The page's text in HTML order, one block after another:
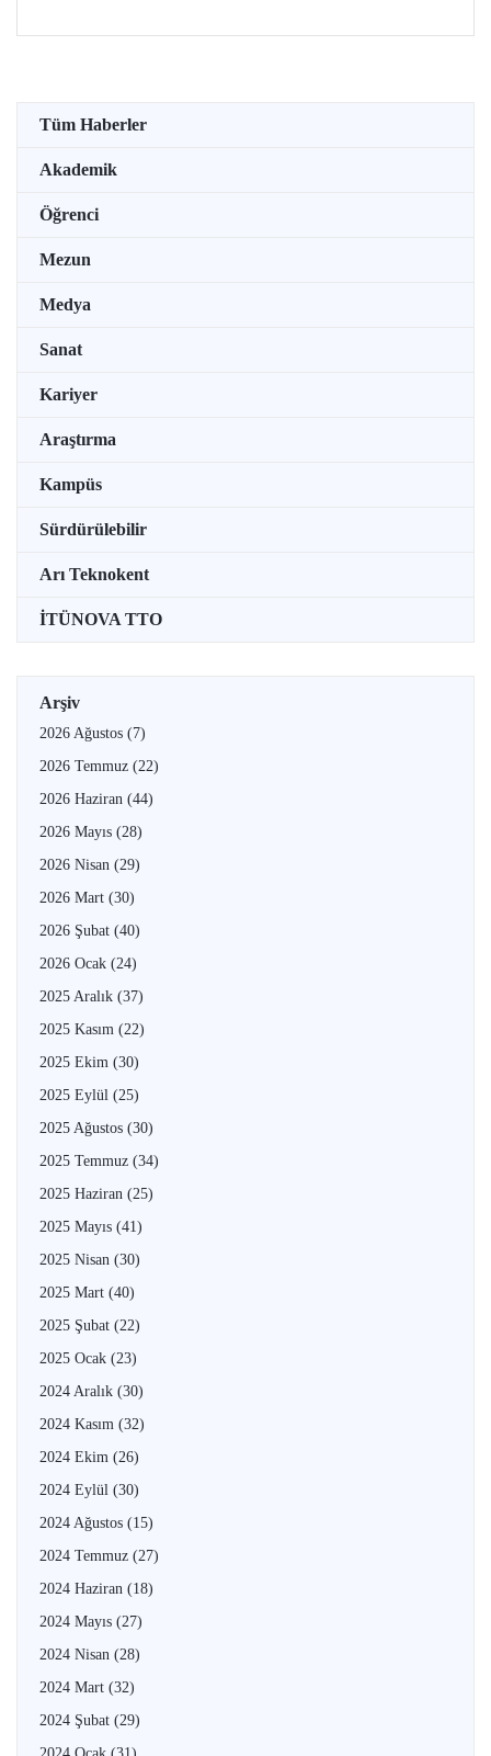
Tüm Haberler
Akademik
Öğrenci
Mezun
Medya
Sanat
Kariyer
Araştırma
Kampüs
Sürdürülebilir
Arı Teknokent
İTÜNOVA TTO
Arşiv
2026 Ağustos (7)
2026 Temmuz (22)
2026 Haziran (44)
2026 Mayıs (28)
2026 Nisan (29)
2026 Mart (30)
2026 Şubat (40)
2026 Ocak (24)
2025 Aralık (37)
2025 Kasım (22)
2025 Ekim (30)
2025 Eylül (25)
2025 Ağustos (30)
2025 Temmuz (34)
2025 Haziran (25)
2025 Mayıs (41)
2025 Nisan (30)
2025 Mart (40)
2025 Şubat (22)
2025 Ocak (23)
2024 Aralık (30)
2024 Kasım (32)
2024 Ekim (26)
2024 Eylül (30)
2024 Ağustos (15)
2024 Temmuz (27)
2024 Haziran (18)
2024 Mayıs (27)
2024 Nisan (28)
2024 Mart (32)
2024 Şubat (29)